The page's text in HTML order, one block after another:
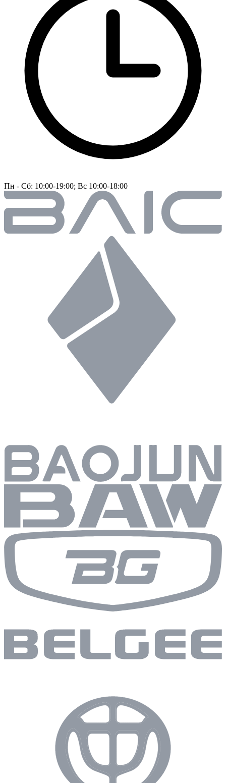
Пн - Сб: 10:00-19:00; Вс 10:00-18:00